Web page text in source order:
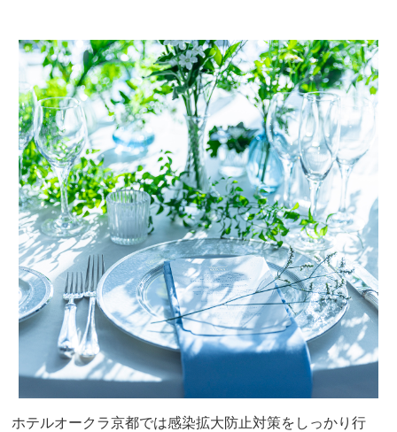
ホテルオークラ京都では感染拡大防止対策をしっかり行